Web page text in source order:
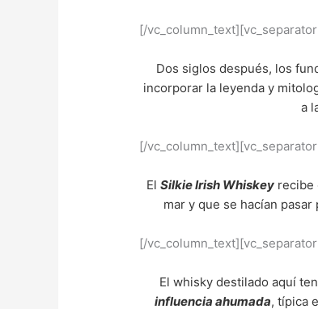
[/
Dos siglos después, los
incorporar la leyenda y
a
[/
El Silkie Irish Whiskey recibe
mar y que se hacían
[/
El whisky destilado aquí
influencia ahumada, típica